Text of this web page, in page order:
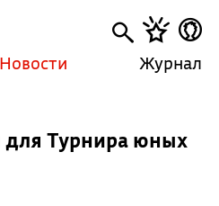
Новости Журнал
для Турнира юных